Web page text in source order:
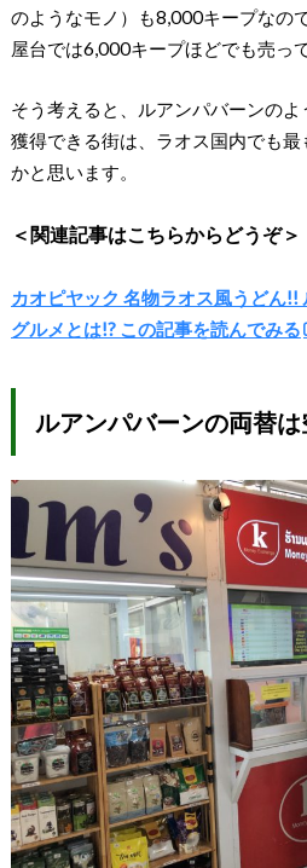
のようなモノ）も8,000キープなの
屋台では6,000キープほどでも売っ
そう考えると、ルアンパバーンの
獲得できる街は、ラオス国内でも
かと思います。
＜関連記事はこちらからどうぞ＞
カオピヤック 名物ラオス風うどん
グルメとは!? この記事を読んでみる
ルアンパバーンの両替